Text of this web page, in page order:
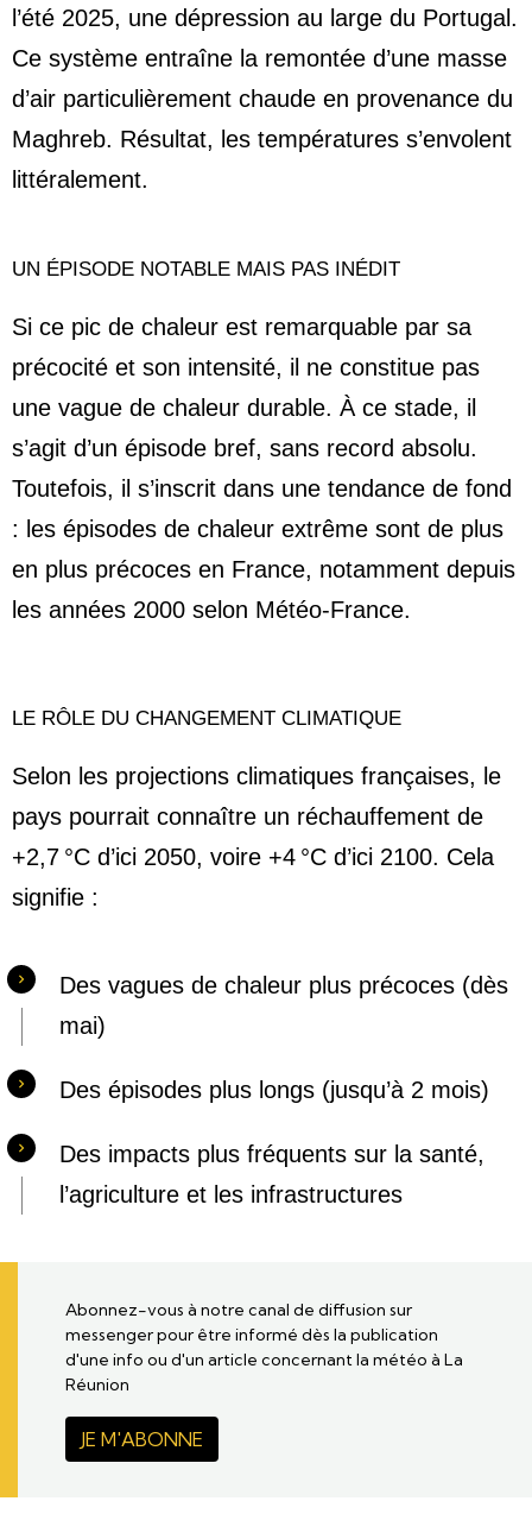
l’été 2025, une dépression au large du Portugal.
Ce système entraîne la remontée d’une masse
d’air particulièrement chaude en provenance du
Maghreb. Résultat, les températures s’envolent
littéralement.
UN ÉPISODE NOTABLE MAIS PAS INÉDIT
Si ce pic de chaleur est remarquable par sa
précocité et son intensité, il ne constitue pas
une vague de chaleur durable. À ce stade, il
s’agit d’un épisode bref, sans record absolu.
Toutefois, il s’inscrit dans une tendance de fond
: les épisodes de chaleur extrême sont de plus
en plus précoces en France, notamment depuis
les années 2000 selon Météo-France.
LE RÔLE DU CHANGEMENT CLIMATIQUE
Selon les projections climatiques françaises, le
pays pourrait connaître un réchauffement de
+2,7 °C d’ici 2050, voire +4 °C d’ici 2100. Cela
signifie :
Des vagues de chaleur plus précoces (dès
mai)
Des épisodes plus longs (jusqu’à 2 mois)
Des impacts plus fréquents sur la santé,
l’agriculture et les infrastructures
Abonnez-vous à notre canal de diffusion sur
messenger pour être informé dès la publication
d'une info ou d'un article concernant la météo à La
Réunion
JE M'ABONNE